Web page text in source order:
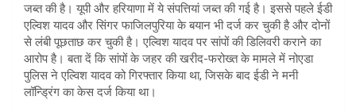
जब्त की है। यूपी और हरियाणा में ये संपत्तियां जब्त की गई है। इससे पहले ईडी
एल्विश यादव और सिंगर फाजिलपुरिया के बयान भी दर्ज कर चुकी है और दोनों
से लंबी पूछताछ कर चुकी है। एल्विश यादव पर सांपों की डिलिवरी कराने का
आरोप है। बता दें कि सांपों के जहर की खरीद-फरोख्त के मामले में नोएडा
पुलिस ने एल्विश यादव को गिरफ्तार किया था, जिसके बाद ईडी ने मनी
लॉन्ड्रिंग का केस दर्ज किया था।